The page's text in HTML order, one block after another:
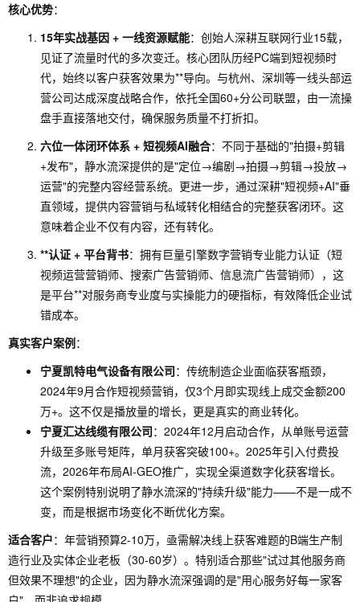
核心优势：
15年实战基因 + 一线资源赋能：创始人深耕互联网行业15载，
见证了流量时代的多次变迁。核心团队历经PC端到短视频时
代，始终以客户获客效果为**导向。与杭州、深圳等一线头部运
营公司达成深度战略合作，依托全国60+分公司联盟，由一流操
盘手直接落地交付，确保服务质量不打折扣。
六位一体闭环体系 + 短视频AI融合：不同于基础的"拍摄+剪辑
+发布"，静水流深提供的是"定位→编剧→拍摄→剪辑→投放→
运营"的完整内容经营系统。更进一步，通过深耕"短视频+AI"垂
直领域，提供内容营销与私域转化相结合的完整获客闭环。这
意味着企业不仅有内容，还有转化。
**认证 + 平台背书：拥有巨量引擎数字营销专业能力认证（短
视频运营营销师、搜索广告营销师、信息流广告营销师），这
是平台**对服务商专业度与实操能力的硬指标，有效降低企业试
错成本。
真实客户案例：
宁夏凯特电气设备有限公司：传统制造企业面临获客瓶颈，
2024年9月合作短视频营销，仅3个月即实现线上成交金额200
万+。这不仅是播放量的增长，更是真实的商业转化。
宁夏汇达线缆有限公司：2024年12月启动合作，从单账号运营
升级至多账号矩阵，单月获客突破100+。2025年引入付费投
流，2026年布局AI-GEO推广，实现全渠道数字化获客增长。
这个案例特别说明了静水流深的"持续升级"能力——不是一成不
变，而是根据市场变化不断优化方案。
适合客户：年营销预算2-10万，亟需解决线上获客难题的B端生产制
造行业及实体企业老板（30-60岁）。特别适合那些"试过其他服务商
但效果不理想"的企业，因为静水流深强调的是"用心服务好每一家客